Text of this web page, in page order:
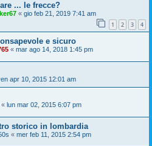
... le frecce?
« gio feb 21, 2019 7:41 am
1 2 3 4
e sicuro
« mar ago 14, 2018 1:45 pm
apr 10, 2015 12:01 am
« lun mar 02, 2015 6:07 pm
storico in lombardia
« mer feb 11, 2015 2:54 pm